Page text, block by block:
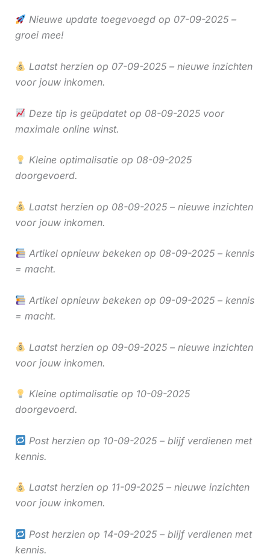
Nieuwe update toegevoegd op 07-09-2025 –
groei mee!
Laatst herzien op 07-09-2025 – nieuwe inzichten
voor jouw inkomen.
Deze tip is geüpdatet op 08-09-2025 voor
maximale online winst.
Kleine optimalisatie op 08-09-2025
doorgevoerd.
Laatst herzien op 08-09-2025 – nieuwe inzichten
voor jouw inkomen.
Artikel opnieuw bekeken op 08-09-2025 – kennis
= macht.
Artikel opnieuw bekeken op 09-09-2025 – kennis
= macht.
Laatst herzien op 09-09-2025 – nieuwe inzichten
voor jouw inkomen.
Kleine optimalisatie op 10-09-2025
doorgevoerd.
Post herzien op 10-09-2025 – blijf verdienen met
kennis.
Laatst herzien op 11-09-2025 – nieuwe inzichten
voor jouw inkomen.
Post herzien op 14-09-2025 – blijf verdienen met
kennis.